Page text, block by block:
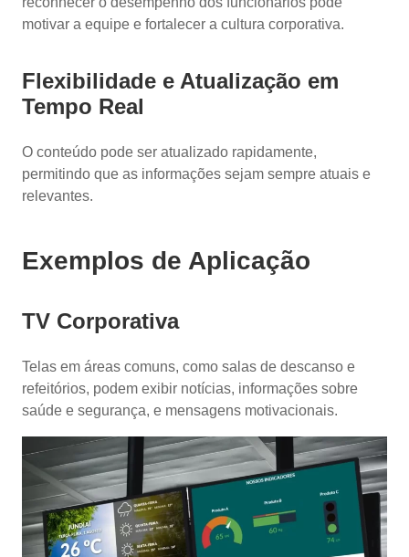
motivar a equipe e fortalecer a cultura corporativa.
Flexibilidade e Atualização em
Tempo Real
O conteúdo pode ser atualizado rapidamente,
permitindo que as informações sejam sempre atuais e
relevantes.
Exemplos de Aplicação
TV Corporativa
Telas em áreas comuns, como salas de descanso e
refeitórios, podem exibir notícias, informações sobre
saúde e segurança, e mensagens motivacionais.